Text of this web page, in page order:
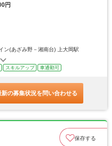
円
ン(あざみ野－湘南台) 上大岡駅
スキルアップ 車通勤可
新の募集状況を問い合わせる
保存する